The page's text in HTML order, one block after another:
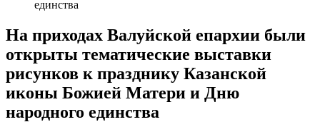
единства
На приходах Валуйской епархии были
открыты тематические выставки
рисунков к празднику Казанской
иконы Божией Матери и Дню
народного единства